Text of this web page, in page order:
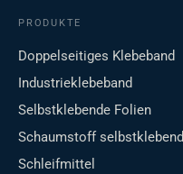
PRODUKTE
Doppelseitiges Klebeband
Industrieklebeband
Selbstklebende Folien
Schaumstoff selbstklebend
Schleifmittel